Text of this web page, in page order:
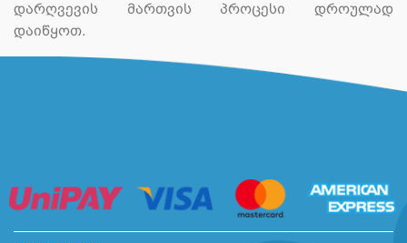
დარღვევის მართვის პროცესი დროულად
დაიწყოთ.